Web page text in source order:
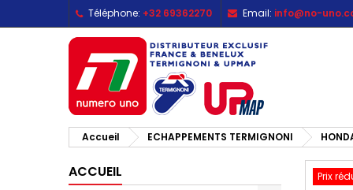
Téléphone: +32 69362270 Email: info@no-
Accueil ECHAPPEMENTS TERMIGNONI
ACCUEIL Prix